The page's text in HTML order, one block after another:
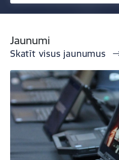
Jaunumi
Skatīt visus jaunumus